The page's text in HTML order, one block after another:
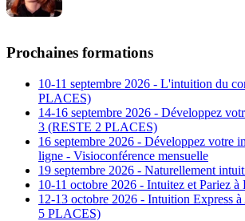
Prochaines formations
10-11 septembre 2026 - L'intuition du
PLACES)
14-16 septembre 2026 - Développez
3 (RESTE 2 PLACES)
16 septembre 2026 - Développez votre
ligne - Visioconférence mensuelle
19 septembre 2026 - Naturellement
10-11 octobre 2026 - Intuitez et Pariez à
12-13 octobre 2026 - Intuition Express
5 PLACES)